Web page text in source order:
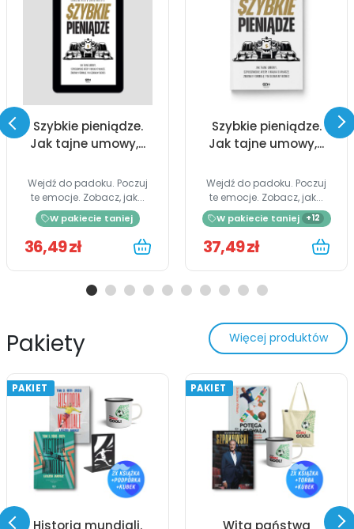
Szybkie pieniądze.
Jak tajne umowy,...
Wejdź do padoku. Poczuj
te emocje. Zobacz, jak...
W pakiecie taniej
36,49 zł
Szybkie pieniądze.
Jak tajne umowy,...
Wejdź do padoku. Poczuj
te emocje. Zobacz, jak...
W pakiecie taniej +12
37,49 zł
Pakiety Więcej produktów
PAKIET
Historia mundiali.
PAKIET
Wita państwa